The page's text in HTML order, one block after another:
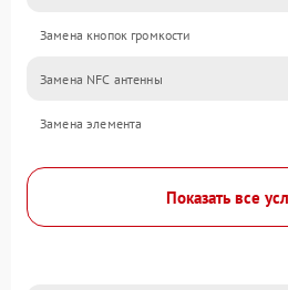
Замена кнопок громкости
Замена NFC антенны
Замена элемента
Показать все